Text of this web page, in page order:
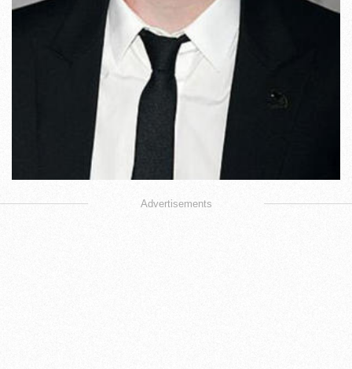
Advertisements